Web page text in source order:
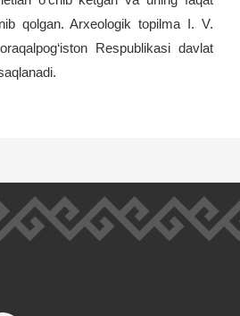
qolgan. Arxeologik topilma I. V.
Respublikasi davlat